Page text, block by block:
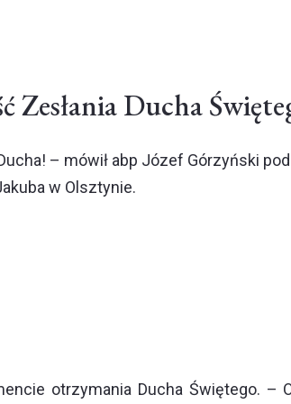
Zesłania Ducha
– mówił abp Józef Górzyński
w Olsztynie.
otrzymania Ducha Świętego. –